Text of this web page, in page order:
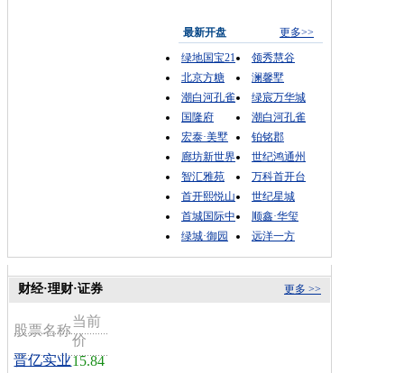
最新开盘
更多>>
绿地国宝21
领秀慧谷
北京方糖
澜馨墅
潮白河孔雀
绿宸万华城
国隆府
潮白河孔雀
宏泰·美墅
铂铭郡
廊坊新世界
世纪鸿通州
智汇雅苑
万科首开台
首开熙悦山
世纪星城
首城国际中
顺鑫·华玺
绿城·御园
远洋一方
更多 >>
财经·理财·证券
股票名称
当前
价
晋亿实业15.84